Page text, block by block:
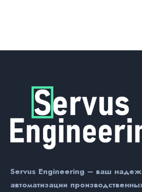
Servus Engineering – ваш
автоматизации